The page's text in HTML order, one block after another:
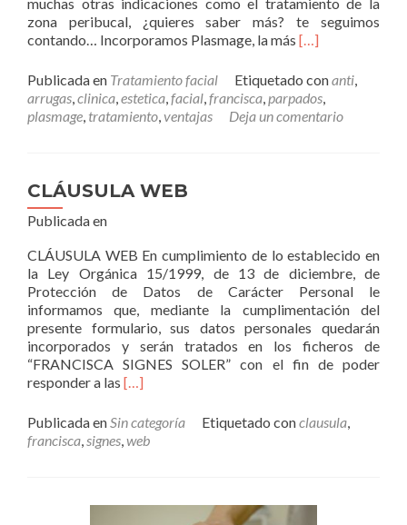
zona peribucal, ¿quieres saber más? te seguimos
contando… Incorporamos Plasmage, la más Leer
[…]
Publicada en Tratamiento facial Etiquetado conanti,
arrugas,clinica,estetica,facial,francisca,parpados,
plasmage, tratamiento,ventajas Deja un comentario
CLÁUSULA WEB
Publicada en
CLÁUSULA WEB En cumplimiento de lo establecido en
la Ley Orgánica 15/1999, de 13 de diciembre, de
Protección de Datos de Carácter Personal le
informamos que, mediante la cumplimentación del
presente formulario, sus datos personales quedarán
incorporados y serán tratados en los ficheros de
“FRANCISCA SIGNES SOLER” con el fin de poder
responder a las Leer
WEB
[…]
Publicada enSin categoría Etiquetado conclausula,
francisca,signes,web